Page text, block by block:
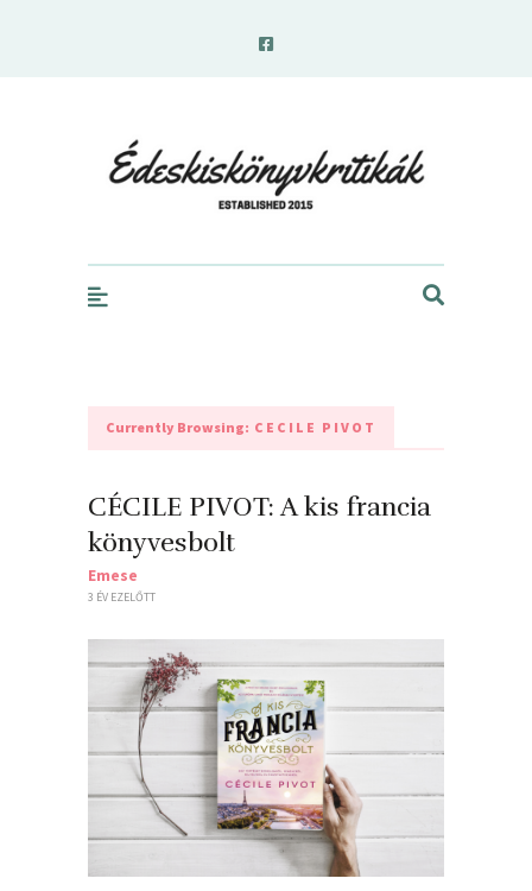
Currently Browsing: CECILE PIVOT
CÉCILE PIVOT: A kis francia
könyvesbolt
Emese
3 ÉV EZELŐTT